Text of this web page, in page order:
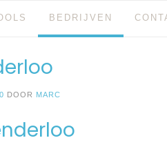
BEDRIJVEN
DOOR MARC